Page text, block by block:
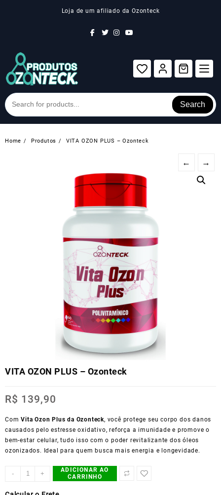
Loja de um afiliado da Ozonteck
Search
Home Produtos VITA OZON PLUS – Ozonteck
← →
VITA OZON PLUS – Ozonteck
R$ 139,90
ComVita Ozon Plus da Ozonteck, você protege seu corpo dos danos
causados pelo estresse oxidativo, reforça a imunidade e promove o
bem-estar celular, tudo isso com o poder revitalizante dos óleos
ozonizados. Ideal para quem busca mais energia e longevidade.
-
VITA
PLUS
+
ADICIONAR AO
CARRINHO